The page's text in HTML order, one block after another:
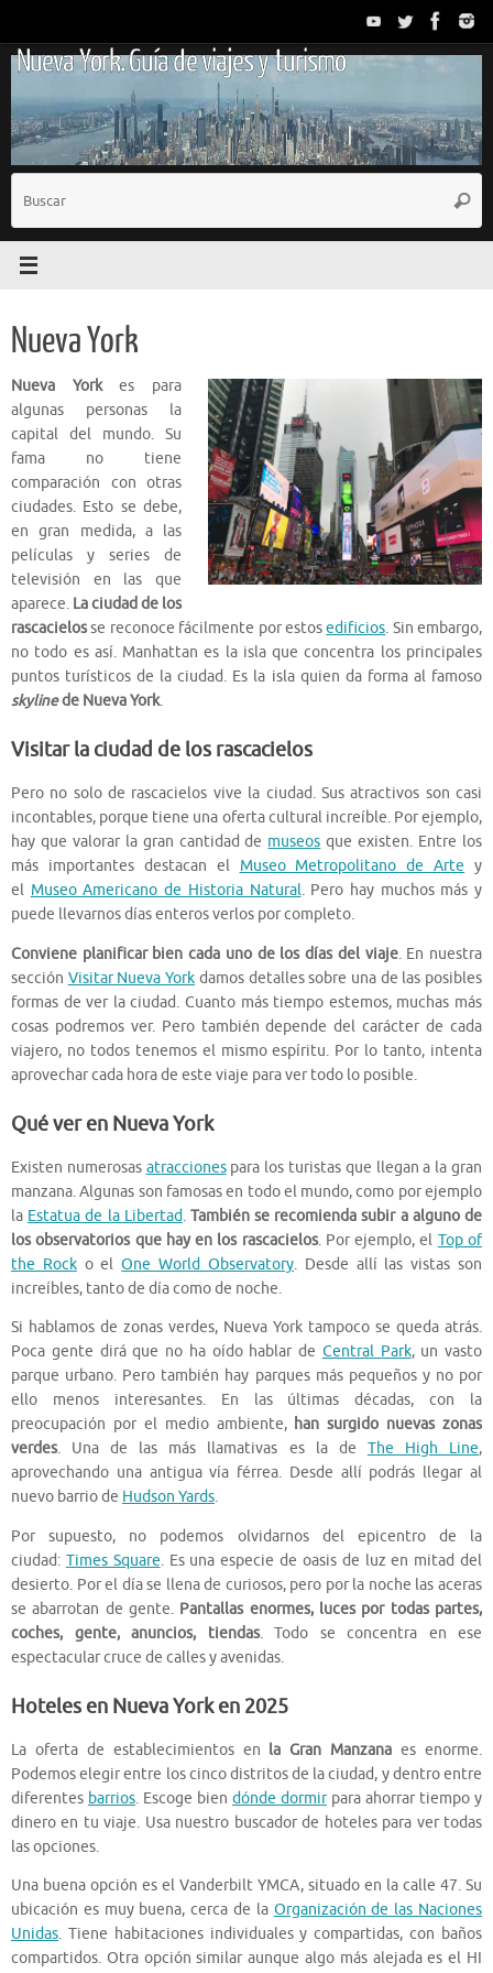
contenido
Nueva York. Guía de viajes y turismo
Nueva York
Nueva Yorkes para
algunas personas la
capital del mundo. Su
fama no tiene
comparación con otras
ciudades. Esto se debe,
en gran medida, a las
películas y series de
televisión en las que
aparece. La ciudad de los
rascacielosse reconoce fácilmente por estosedificios. Sin embargo,
no todo es así. Manhattan es la isla que concentra los principales
puntos turísticos de la ciudad. Es la isla quien da forma al famoso
skylinede Nueva York.
Visitar la ciudad de los rascacielos
Pero no solo de rascacielos vive la ciudad. Sus atractivos son casi
incontables, porque tiene una oferta cultural increíble. Por ejemplo,
hay que valorar la gran cantidad de museos que existen. Entre los
más importantes destacan el Museo Metropolitano de Arte y
el Museo Americano de Historia Natural. Pero hay muchos más y
puede llevarnos días enteros verlos por completo.
Conviene planificar bien cada uno de los días del viaje. En nuestra
sección Visitar Nueva York damos detalles sobre una de las posibles
formas de ver la ciudad. Cuanto más tiempo estemos, muchas más
cosas podremos ver. Pero también depende del carácter de cada
viajero, no todos tenemos el mismo espíritu. Por lo tanto, intenta
aprovechar cada hora de este viaje para ver todo lo posible.
Qué ver en Nueva York
Existen numerosas atraccionespara los turistas que llegan a la gran
manzana. Algunas son famosas en todo el mundo, como por ejemplo
la Estatua de la Libertad. También se recomienda subir a alguno de
los observatorios que hay en los rascacielos. Por ejemplo, el Top of
the Rocko elOne World Observatory. Desde allí las vistas son
increíbles, tanto de día como de noche.
Si hablamos de zonas verdes, Nueva York tampoco se queda atrás.
Poca gente dirá que no ha oído hablar de Central Park, un vasto
parque urbano. Pero también hay parques más pequeños y no por
ello menos interesantes. En las últimas décadas, con la
preocupación por el medio ambiente, han surgido nuevas zonas
verdes. Una de las más llamativas es la de The High Line,
aprovechando una antigua vía férrea. Desde allí podrás llegar al
nuevo barrio de Hudson Yards.
Por supuesto, no podemos olvidarnos del epicentro de la
ciudad: Times Square. Es una especie de oasis de luz en mitad del
desierto. Por el día se llena de curiosos, pero por la noche las aceras
se abarrotan de gente. Pantallas enormes, luces por todas partes,
coches, gente, anuncios, tiendas. Todo se concentra en ese
espectacular cruce de calles y avenidas.
Hoteles en Nueva York en 2025
La oferta de establecimientos en la Gran Manzana es enorme.
Podemos elegir entre los cinco distritos de la ciudad, y dentro entre
diferentes barrios. Escoge bien dónde dormirpara ahorrar tiempo y
dinero en tu viaje. Usa nuestro buscador de hoteles para ver todas
las opciones.
Una buena opción es el Vanderbilt YMCA, situado en la calle 47. Su
ubicación es muy buena, cerca de la Organización de las Naciones
Unidas. Tiene habitaciones individuales y compartidas, con baños
compartidos. Otra opción similar aunque algo más alejada es el HI